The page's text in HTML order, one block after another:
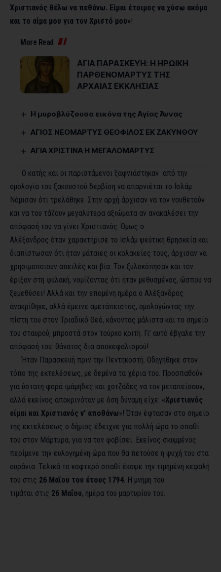
Χριστιανός θέλω να πεθάνω. Είμαι έτοιμος να χύσω ακόμα
και το αίμα μου για τον Χριστό μου»!
More Read
ΑΓΙΑ ΠΑΡΑΣΚΕΥΗ: Η ΗΡΩΙΚΗ
ΠΑΡΘΕΝΟΜΑΡΤΥΣ ΤΗΣ
ΑΡΧΑΙΑΣ ΕΚΚΛΗΣΙΑΣ
Η μυροβλύζουσα εικόνα της Αγίας Άννας
ΑΓΙΟΣ ΝΕΟΜΑΡΤΥΣ ΘΕΟΦΙΛΟΣ ΕΚ ΖΑΚΥΝΘΟΥ
ΑΓΙΑ ΧΡΙΣΤΙΝΑ Η ΜΕΓΑΛΟΜΑΡΤΥΣ
Ο κατής και οι παριστάμενοι ξαφνιάστηκαν από την
ομολογία του ξακουστού δερβίση να απαρνιέται το Ισλάμ.
Νόμισαν ότι τρελάθηκε. Στην αρχή άρχισαν να τον νουθετούν
και να του τάζουν μεγαλύτερα αξιώματα αν ανακαλέσει την
απόφασή του να γίνει Χριστιανός. Όμως ο
Αλέξανδρος όταν χαρακτήρισε το Ισλάμ ψεύτικη θρησκεία και
διαπίστωσαν ότι ήταν μάταιες οι κολακείες τους, άρχισαν να
χρησιμοποιούν απειλές και βία. Τον ξυλοκόπησαν και τον
έριξαν στη φυλακή, νομίζοντας ότι ήταν μεθυσμένος, ώσπου να
ξεμεθύσει! Αλλά και την επομένη ημέρα ο Αλέξανδρος
ανακρίθηκε, αλλά έμεινε αμετάπειστος, ομολογώντας την
πίστη του στον Τριαδικό Θεό, κάνοντας μάλιστα και το σημείο
του σταυρού, μπροστά στον τούρκο κριτή. Γι’ αυτό έβγαλε την
απόφασή του: θάνατος δια αποκεφαλισμού!
Ήταν Παρασκευή πριν την Πεντηκοστή. Οδηγήθηκε στον
τόπο της εκτελέσεως, με δεμένα τα χέρια του. Προσπαθούν
για ύστατη φορά ιμάμηδες και χοτζάδες να τον μεταπείσουν,
αλλά εκείνος αποκρινόταν με όση δύναμη είχε: «Χριστιανός
είμαι και Χριστιανός ν’ αποθάνω»! Όταν έφτασαν στο σημείο
της εκτελέσεως ο δήμιος έδειχνε για πολλή ώρα το σπαθί
του στον Μάρτυρα, για να τον φοβίσει. Εκείνος σκυμμένος
περίμενε την ευλογημένη ώρα που θα πετούσε η ψυχή του στα
ουράνια. Τελικά το κοφτερό σπαθί έκοψε την τιμημένη κεφαλή
του στις 26 Μαΐου του έτους 1794. Η μνήμη του
τιμάται στις 26 Μαΐου, ημέρα του μαρτυρίου του.